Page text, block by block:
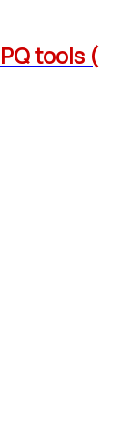
tools (